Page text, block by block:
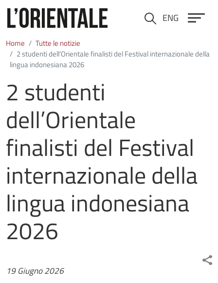
Cerca ENG
Home
Tutte le notizie
2 studenti dell’Orientale finalisti del Festival internazionale della
lingua indonesiana 2026
2 studenti
dell’Orientale
finalisti del Festival
internazionale della
lingua indonesiana
2026
19 Giugno 2026